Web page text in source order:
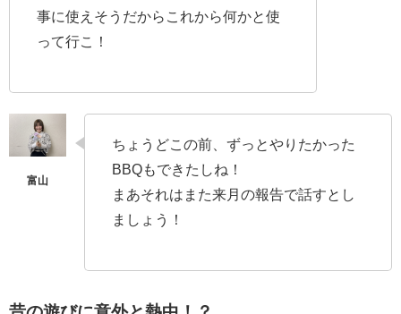
事に使えそうだからこれから何かと使
って行こ！
ちょうどこの前、ずっとやりたかった
BBQもできたしね！
まあそれはまた来月の報告で話すとし
ましょう！